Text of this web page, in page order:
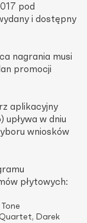
pod
i dostępny
nagrania musi
promocji
aplikacyjny
upływa w dniu
wniosków
płytowych:
Quartet, Darek